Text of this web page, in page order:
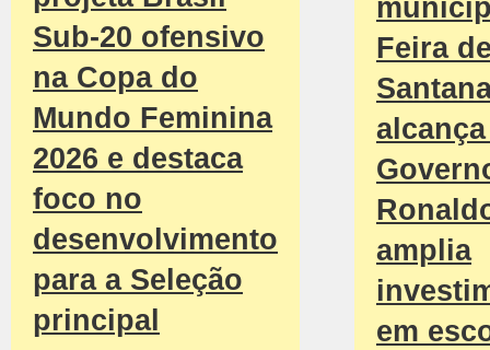
Sub-20 ofensivo
na Copa do
Mundo Feminina
2026 e destaca
foco no
desenvolvimento
para a Seleção
principal
Feira
amplia
em